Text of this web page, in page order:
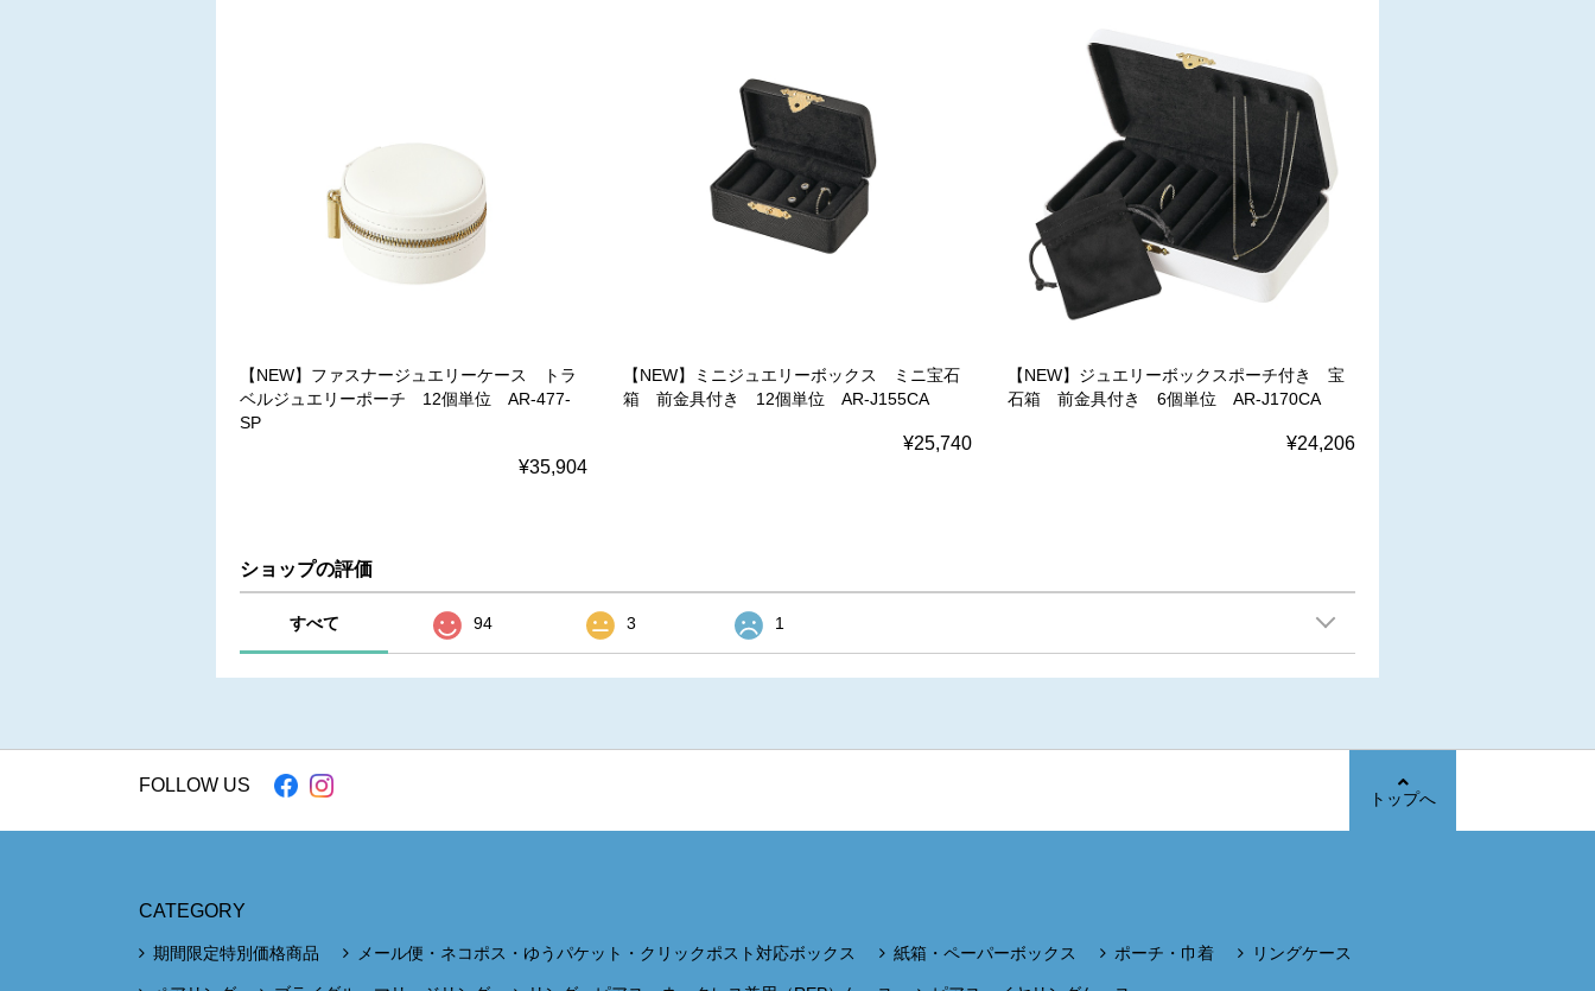
【NEW】ファスナージュエリーケース トラ
ベルジュエリーポーチ 12個単位 AR-477-
SP
¥35,904
【NEW】ミニジュエリーボックス ミニ宝石
箱 前金具付き 12個単位 AR-J155CA
¥25,740
【NEW】ジュエリーボックスポーチ付き 宝
石箱 前金具付き 6個単位 AR-J170CA
¥24,206
ショップの評価
すべて 94 3 1
FOLLOW US
トップへ
CATEGORY
期間限定特別価格商品 メール便・ネコポス・ゆうパケット・クリックポスト対応ボックス 紙箱・ペーパーボックス ポーチ・巾着 リングケース